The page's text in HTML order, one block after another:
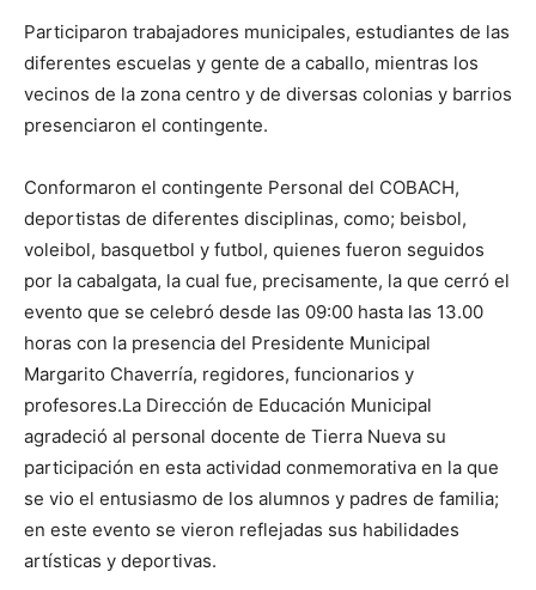
Participaron trabajadores municipales, estudiantes de las
diferentes escuelas y gente de a caballo, mientras los
vecinos de la zona centro y de diversas colonias y barrios
presenciaron el contingente.
Conformaron el contingente Personal del COBACH,
deportistas de diferentes disciplinas, como; beisbol,
voleibol, basquetbol y futbol, quienes fueron seguidos
por la cabalgata, la cual fue, precisamente, la que cerró el
evento que se celebró desde las 09:00 hasta las 13.00
horas con la presencia del Presidente Municipal
Margarito Chaverría, regidores, funcionarios y
profesores.La Dirección de Educación Municipal
agradeció al personal docente de Tierra Nueva su
participación en esta actividad conmemorativa en la que
se vio el entusiasmo de los alumnos y padres de familia;
en este evento se vieron reflejadas sus habilidades
artísticas y deportivas.